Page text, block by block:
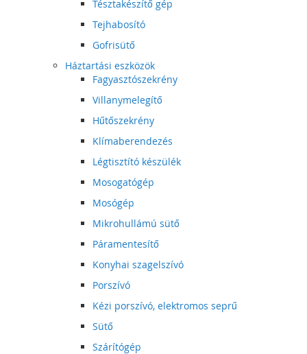
Tésztakészítő gép
Tejhabosító
Gofrisütő
Háztartási eszközök
Fagyasztószekrény
Villanymelegítő
Hűtőszekrény
Klímaberendezés
Légtisztító készülék
Mosogatógép
Mosógép
Mikrohullámú sütő
Páramentesítő
Konyhai szagelszívó
Porszívó
Kézi porszívó, elektromos seprű
Sütő
Szárítógép